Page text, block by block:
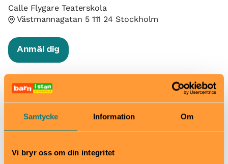
Samtycke Information Om
Vi bryr oss om din integritet
Calle Flygare Teaterskola
Västmannagatan 5 111 24 Stockholm
Anmäl dig
Välkomna alla barn 4-12 år till Calle Flygare
Teaterskola och teaterns magiska värld! Med glädje
och fantasi lär vi ut skådespeleriets hantverk,
anpassat efter ålder och erfarenhet. Läs mer om alla